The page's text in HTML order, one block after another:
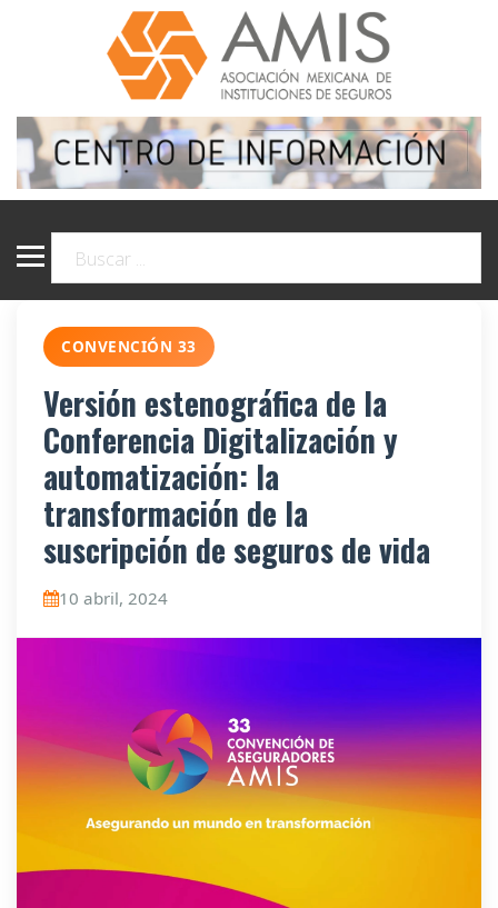
CONVENCIÓN 33
Versión estenográfica de la
Conferencia Digitalización y
automatización: la
transformación de la
suscripción de seguros de vida
10 abril, 2024